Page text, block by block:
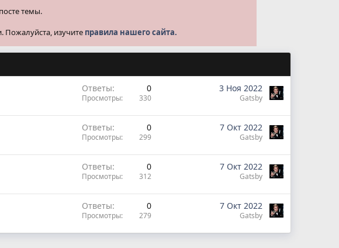
темы.
Пожалуйста, изучите правила нашего сайта.
Ответы 0
Просмотры 330
3 Ноя 2022
Gatsby
Ответы 0
Просмотры 299
7 Окт 2022
Gatsby
Ответы 0
Просмотры 312
7 Окт 2022
Gatsby
Ответы 0
Просмотры 279
7 Окт 2022
Gatsby